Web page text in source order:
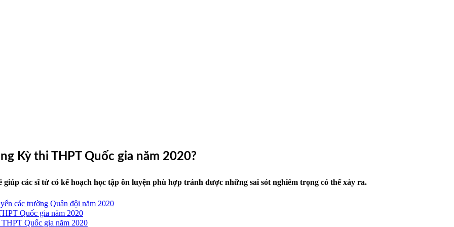
Kỳ thi THPT Quốc gia năm 2020?
các sĩ tử có kế hoạch học tập ôn luyện phù hợp tránh được những sai sót nghiêm trọng có thể xảy ra.
các trường Quân đội năm 2020
Quốc gia năm 2020
Quốc gia năm 2020